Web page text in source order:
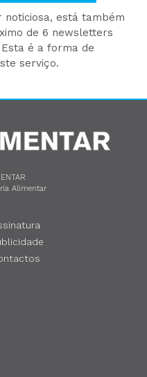
está também
de 6 newsletters
é a forma de
serviço.
Alimentar